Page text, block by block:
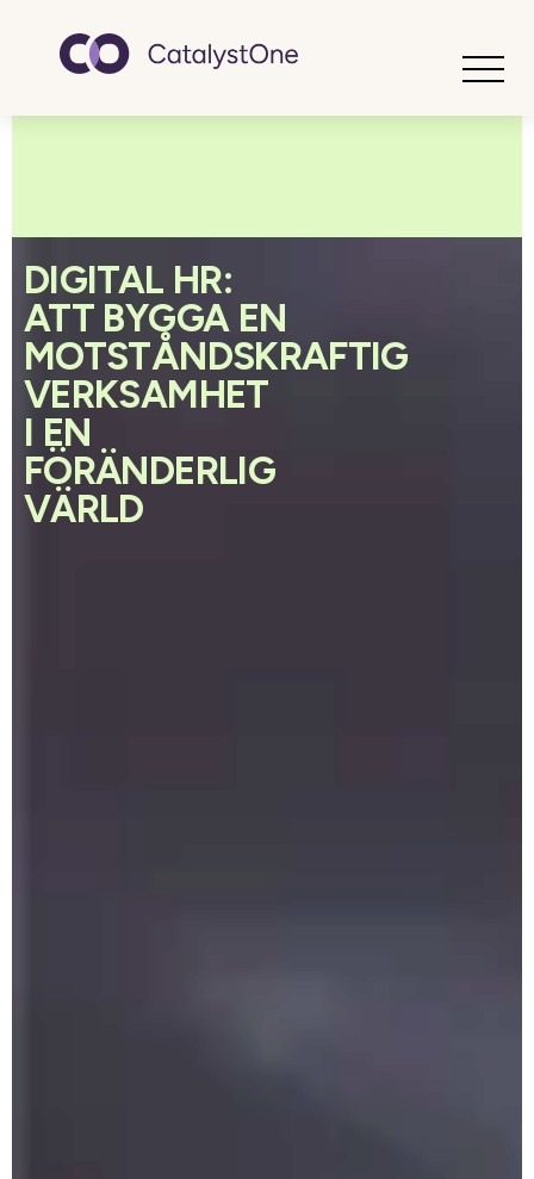
DIGITAL HR:
ATT BYGGA EN
MOTSTÅNDSKRAFTIG
VERKSAMHET
I EN
FÖRÄNDERLIG
VÄRLD